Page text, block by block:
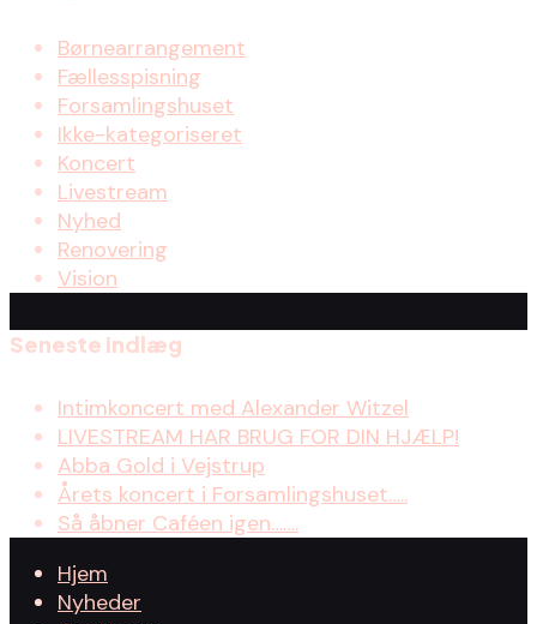
Børnearrangement
Fællesspisning
Forsamlingshuset
Ikke-kategoriseret
Koncert
Livestream
Nyhed
Renovering
Vision
Seneste indlæg
Intimkoncert med Alexander Witzel
LIVESTREAM HAR BRUG FOR DIN HJÆLP!
Abba Gold i Vejstrup
Årets koncert i Forsamlingshuset…..
Så åbner Caféen igen…….
Hjem
Nyheder